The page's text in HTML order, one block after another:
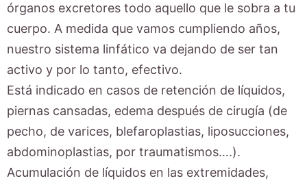
órganos excretores todo aquello que le sobra a tu
cuerpo. A medida que vamos cumpliendo años,
nuestro sistema linfático va dejando de ser tan
activo y por lo tanto, efectivo.
Está indicado en casos de retención de líquidos,
piernas cansadas, edema después de cirugía (de
pecho, de varices, blefaroplastias, liposucciones,
abdominoplastias, por traumatismos….).
Acumulación de líquidos en las extremidades,